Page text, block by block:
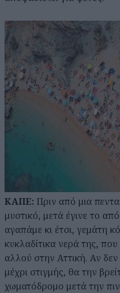
ΚΑΠΕ: Πριν από μια
μυστικό, μετά έγινε το
αγαπάμε κι έτσι, γεμάτη
κυκλαδίτικα νερά της,
αλλού στην Αττική. Αν δεν
μέχρι στιγμής, θα την
χωματόδρομο μετά την